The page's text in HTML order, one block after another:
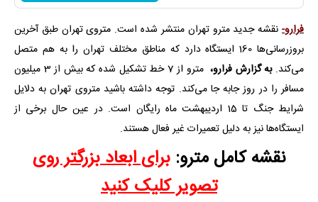
فرارو- نقشه جدید مترو تهران منتشر شده است. متروی تهران طبق آخرین
بروزرسانی‌ها 160 ایستگاه دارد که مناطق مختلف تهران را به هم متصل
می‌کند.به گزارش فرارو،
مترو از 7 خط تشکیل شده که بیش از 3 میلیون
مسافر را در روز جابه جا می‌کند. توجه داشته باشید متروی تهران به دلایل
شرایط جنگ تا 15 اردیبهشت ماه رایگان است. در عین حال برخی از
ایستگاه‌ها نیز به دلیل تعمیرات غیر فعال هستند.
نقشه کامل مترو: برای ابعاد بزرگتر روی
تصویر کلیک کنید